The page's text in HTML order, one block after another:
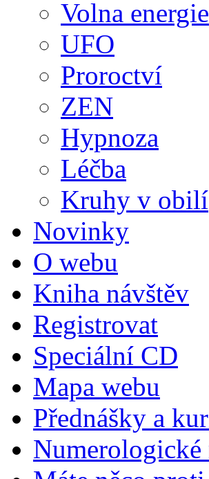
Volna energie
UFO
Proroctví
ZEN
Hypnoza
Léčba
Kruhy v obilí
Novinky
O webu
Kniha návštěv
Registrovat
Speciální CD
Mapa webu
Přednášky a